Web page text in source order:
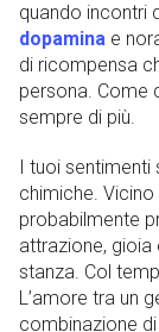
quando incontri
dopamina e
di ricompensa
persona. Come
sempre di più.
I tuoi sentimenti
chimiche.
probabilmente
attrazione, gioia
stanza. Col
L’amore tra un
combinazione